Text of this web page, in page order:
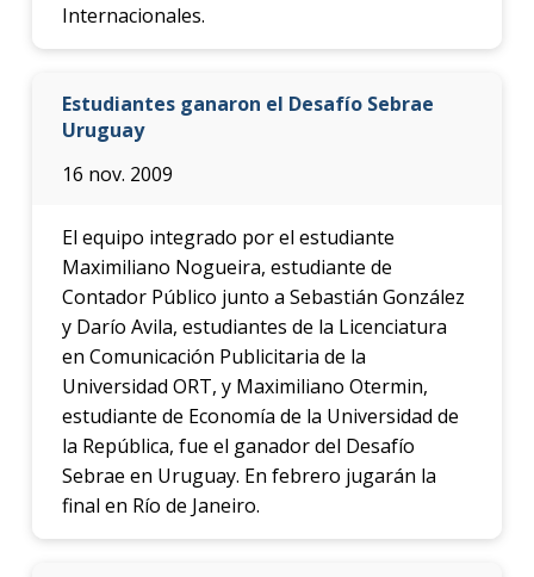
Internacionales.
Estudiantes ganaron el Desafío Sebrae
Uruguay
16 nov. 2009
El equipo integrado por el estudiante
Maximiliano Nogueira, estudiante de
Contador Público junto a Sebastián González
y Darío Avila, estudiantes de la Licenciatura
en Comunicación Publicitaria de la
Universidad ORT, y Maximiliano Otermin,
estudiante de Economía de la Universidad de
la República, fue el ganador del Desafío
Sebrae en Uruguay. En febrero jugarán la
final en Río de Janeiro.